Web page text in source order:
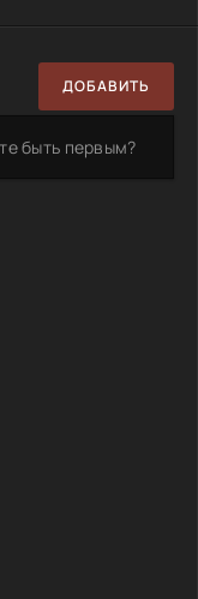
ДОБАВИТЬ
быть первым?